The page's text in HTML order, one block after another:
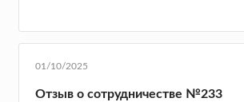
01/10/2025
Отзыв о сотрудничестве №233